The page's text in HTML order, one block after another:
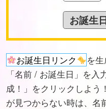
お誕生日リンク
を
「名前 / お誕生日」を
成！」をクリックしよう
が見つからない時は、名